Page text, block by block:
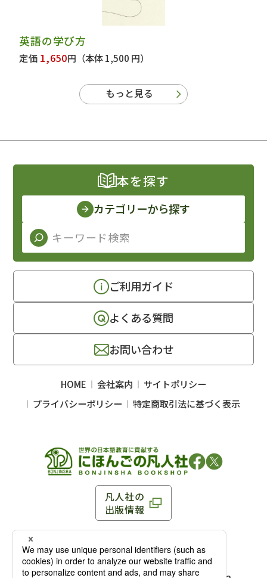
英語の学び方
定価 1,650円 （本体 1,500 円）
もっと見る
凡人社の
出版情報
〒102-0093 東京都千代田区平河町 1-3-13 8F
TEL：03-3263-3959／FAX：03-3263-3116
本を探す
カテゴリーから探す
ご利用ガイド
よくある質問
お問い合わせ
HOME 会社案内
サイトポリシー
プライバシーポリシー
特定商取引法に基づく表示